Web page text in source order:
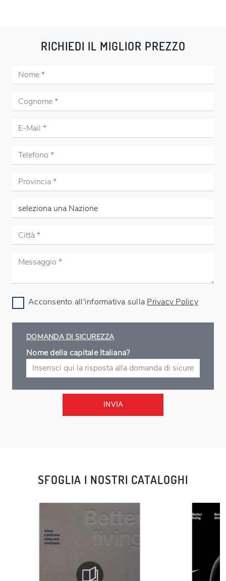
RICHIEDI IL MIGLIOR PREZZO
Acconsento all'informativa sulla Privacy Policy
DOMANDA DI SICUREZZA
Nome della capitale Italiana?
INVIA
SFOGLIA I NOSTRI CATALOGHI